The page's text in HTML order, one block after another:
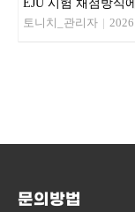
EJU 시험 채점방식
토니치_관리자 |
문의방법